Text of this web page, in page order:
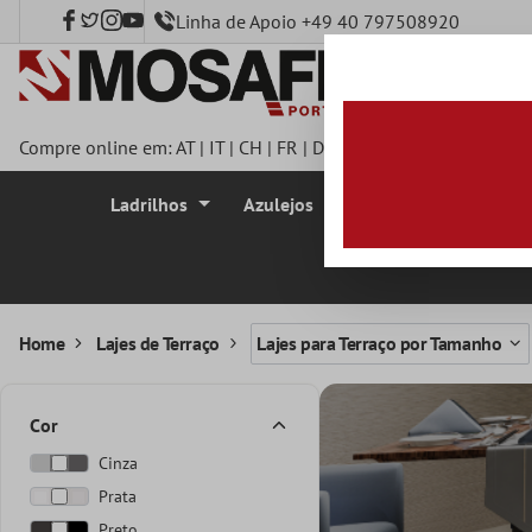
principal Linha de Apoio +49 40 797508920
Compre online em:AT| IT| CH | FR | DE
Ladrilhos Azulejos
Home Lajes de Terraço Lajes para Terraço por Tamanho
Cor
Cinza
Prata